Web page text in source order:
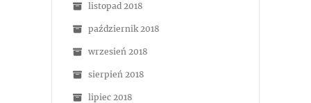
listopad 2018
październik 2018
wrzesień 2018
sierpień 2018
lipiec 2018